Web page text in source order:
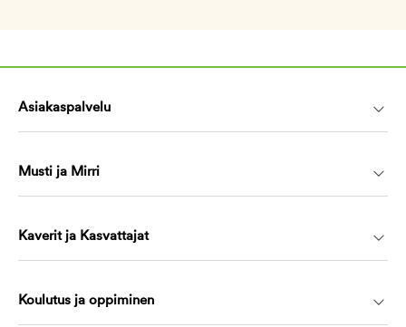
Asiakaspalvelu
Musti ja Mirri
Kaverit ja Kasvattajat
Koulutus ja oppiminen